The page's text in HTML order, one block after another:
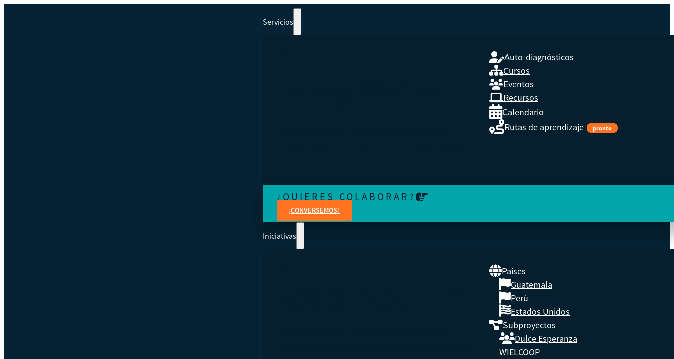
Servicios
Auto-diagnósticos
Cursos
Eventos
Recursos
Calendario
Rutas de aprendizaje
pronto
¿QUIERES COLABORAR?
¡CONVERSEMOS!
Iniciativas
Países
Guatemala
Perú
Estados Unidos
Subproyectos
Dulce Esperanza
WIELCOOP